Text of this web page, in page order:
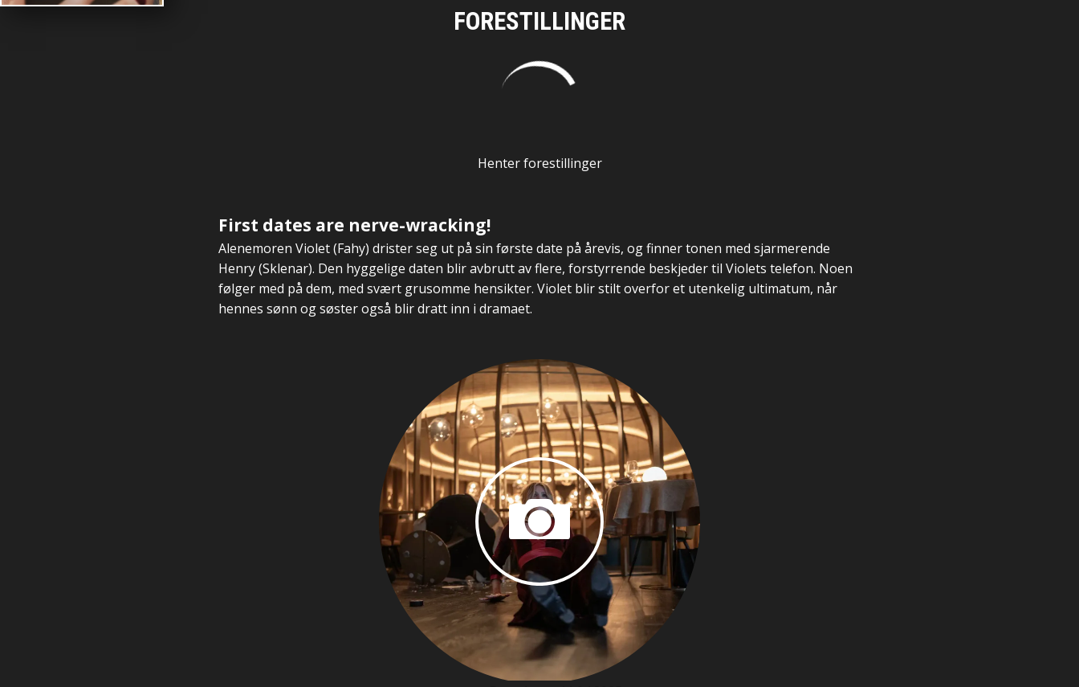
FORESTILLINGER
Henter forestillinger
First dates are nerve-wracking!
Alenemoren Violet (Fahy) drister seg ut på sin første date på årevis, og finner tonen med sjarmerende
Henry (Sklenar). Den hyggelige daten blir avbrutt av flere, forstyrrende beskjeder til Violets telefon. Noen
følger med på dem, med svært grusomme hensikter. Violet blir stilt overfor et utenkelig ultimatum, når
hennes sønn og søster også blir dratt inn i dramaet.